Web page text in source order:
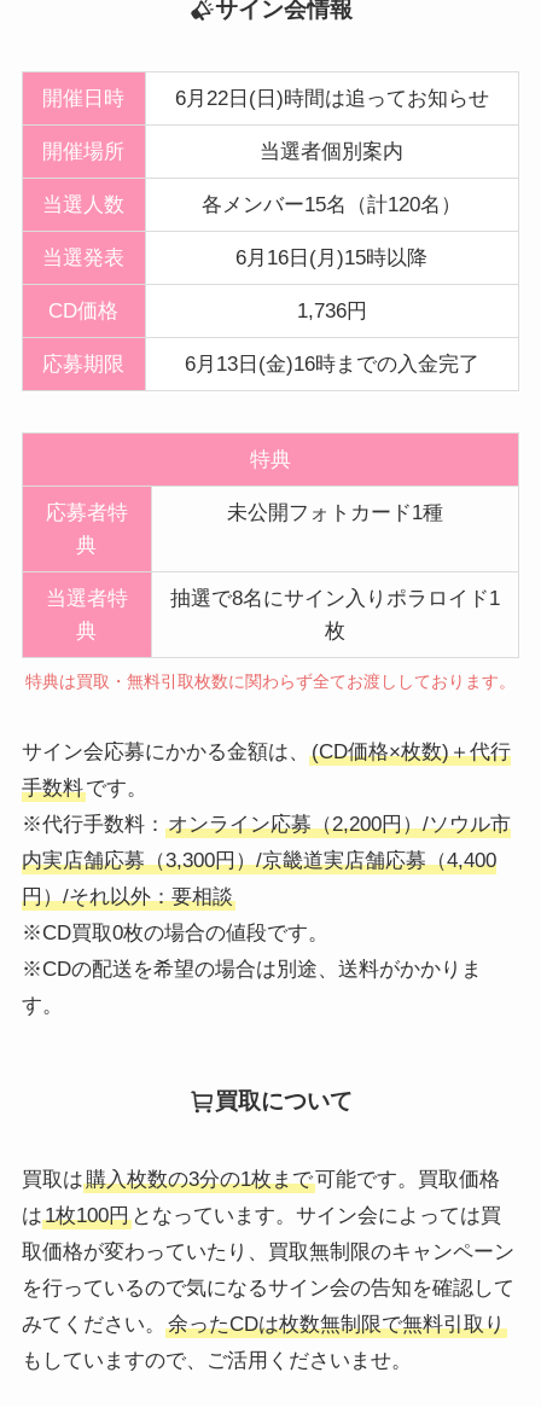
サイン会情報
開催日時 6月22日(日)時間は追ってお知らせ
開催場所 当選者個別案内
当選人数 各メンバー15名（計120名）
当選発表 6月16日(月)15時以降
CD価格 1,736円
応募期限 6月13日(金)16時までの入金完了
特典
応募者特
典
未公開フォトカード1種
当選者特
典
抽選で8名にサイン入りポラロイド1
枚
特典は買取・無料引取枚数に関わらず全てお渡ししております。
サイン会応募にかかる金額は、
(CD価格×枚数)＋代行
手数料です。
※代行手数料： オンライン応募（2,200円）/ソウル市
内実店舗応募（3,300円）/京畿道実店舗応募（4,400
円）/それ以外：要相談
※CD買取0枚の場合の値段です。
※CDの配送を希望の場合は別途、送料がかかりま
す。
買取について
買取は購入枚数の3分の1枚まで可能です。買取価格
は1枚100円となっています。サイン会によっては買
取価格が変わっていたり、買取無制限のキャンペーン
を行っているので気になるサイン会の告知を確認して
みてください。
余ったCDは枚数無制限で無料引取り
もしていますので、ご活用くださいませ。